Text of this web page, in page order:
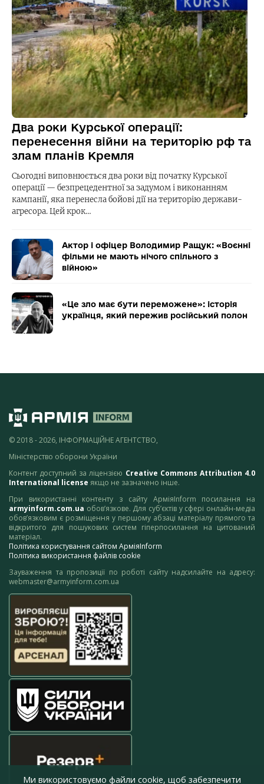
Два роки Курської операції:
перенесення війни на територію рф та
злам планів Кремля
Сьогодні виповнюється два роки від початку Курської
операції — безпрецедентної за задумом і виконанням
кампанії, яка перенесла бойові дії на територію держави-
агресора. Цей крок…
Актор і офіцер Володимир Ращук: «Воєнні
фільми не мають нічого спільного з
війною»
«Це зло має бути переможене»: історія
українця, який пережив російський полон
© 2018 - 2026, ІНФОРМАЦІЙНЕ АГЕНТСТВО,
Міністерство оборони України
Контент доступний за ліцензією Creative Commons Attribution 4.0
International license якщо не зазначено інше.
При використанні контенту з сайту АрміяInform посилання на
armyinform.com.ua обов’язкове. Для суб’єктів у сфері онлайн-медіа
обов’язковим є розміщення у першому абзаці матеріалу прямого та
відкритого для пошукових систем гіперпосилання на цитований
матеріал.
Політика користування сайтом АрміяInform
Політика використання файлів cookie
Зауваження та пропозиції по роботі сайту надсилайте на адресу:
webmaster@armyinform.com.ua
Ми використовуємо файли cookie, щоб забезпечити